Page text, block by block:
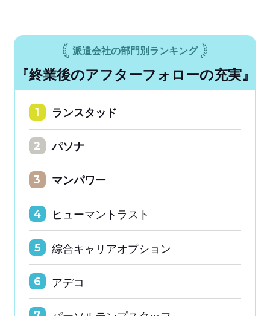
派遣会社の部門別ランキング
『終業後のアフターフォローの充実』
1 ランスタッド
2 パソナ
3 マンパワー
4 ヒューマントラスト
5 綜合キャリアオプション
6 アデコ